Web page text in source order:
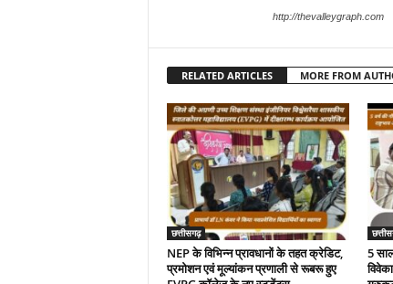
http://thevalleygraph.com
RELATED ARTICLES MORE FROM
छत्तीसगढ़
NEP के विभिन्न प्रावधानों के तहत क्रेडिट,
प्रमोशन एवं मूल्यांकन प्रणाली से रूबरू हुए
5